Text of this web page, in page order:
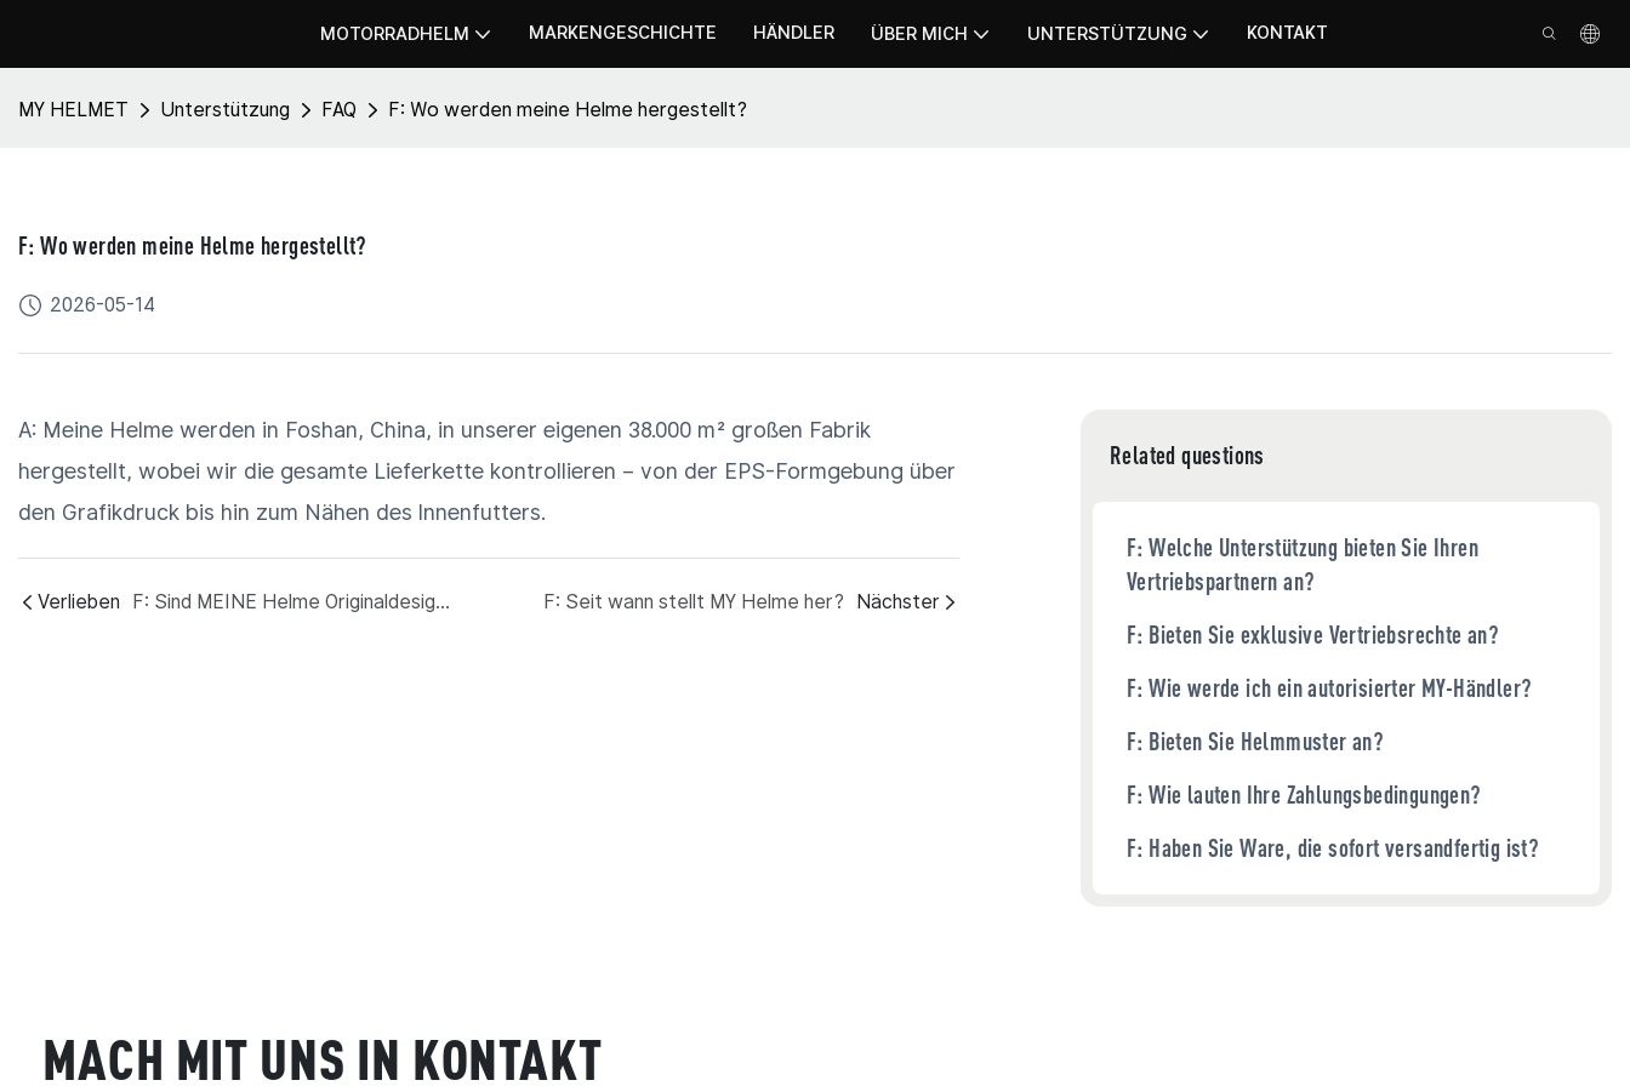
MOTORRADHELM MARKENGESCHICHTE HÄNDLER ÜBER MICH UNTERSTÜTZUNG KONTAKT
MY HELMET Unterstützung FAQ F: Wo werden meine Helme hergestellt?
F: Wo werden meine Helme hergestellt?
2026-05-14
A: Meine Helme werden in Foshan, China, in unserer eigenen 38.000 m² großen Fabrik
hergestellt, wobei wir die gesamte Lieferkette kontrollieren – von der EPS-Formgebung über
den Grafikdruck bis hin zum Nähen des Innenfutters.
Verlieben F: Sind MEINE Helme Originaldesigns? F: Seit wann stellt MY Helme her? Nächster
Related questions
F: Welche Unterstützung bieten Sie Ihren
Vertriebspartnern an?
F: Bieten Sie exklusive Vertriebsrechte an?
F: Wie werde ich ein autorisierter MY-Händler?
F: Bieten Sie Helmmuster an?
F: Wie lauten Ihre Zahlungsbedingungen?
F: Haben Sie Ware, die sofort versandfertig ist?
MACH MIT UNS IN KONTAKT